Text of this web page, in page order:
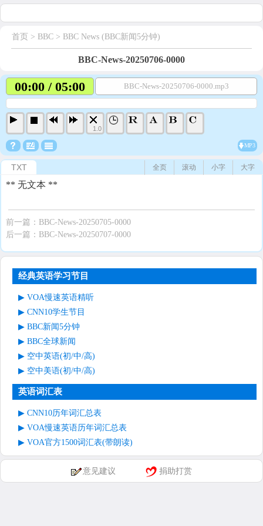
首页 > BBC > BBC News (BBC新闻5分钟)
BBC-News-20250706-0000
00:00 / 05:00 BBC-News-20250706-0000.mp3
1.0
MP3
TXT 大字
小字
滚动
全页
** 无文本 **
前一篇： BBC-News-20250705-0000
后一篇： BBC-News-20250707-0000
经典英语学习节目
VOA慢速英语精听
CNN10学生节目
BBC新闻5分钟
BBC全球新闻
空中英语(初/中/高)
空中美语(初/中/高)
英语词汇表
CNN10历年词汇总表
VOA慢速英语历年词汇总表
VOA官方1500词汇表(带朗读)
意见建议 捐助打赏